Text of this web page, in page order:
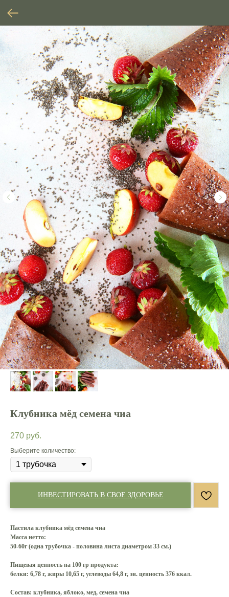
Клубника мёд семена чиа
270 руб.
Выберите количество:
ИНВЕСТИРОВАТЬ В СВОЕ ЗДОРОВЬЕ
Пастила клубника мёд семена чиа
Масса нетто:
50-60г (одна трубочка - половина листа диаметром 33 см.)
Пищевая ценность на 100 гр продукта:
белки: 6,78 г, жиры 10,65 г, углеводы 64,8 г, эн. ценность 376 ккал.
Состав: клубника, яблоко, мед, семена чиа